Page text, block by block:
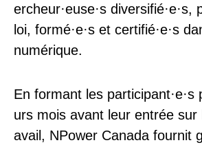
ercheur·euse·s diversifié·e·s,
loi, formé·e·s et certifié·e·s
numérique.
En formant les participant·e·s
urs mois avant leur entrée
avail, NPower Canada fournit